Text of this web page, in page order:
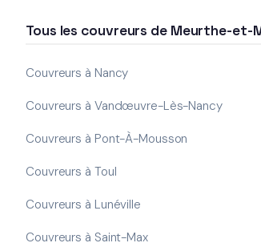
Tous les couvreurs de Meurthe-et-
Couvreurs à Nancy
Couvreurs à Vandœuvre-Lès-Nancy
Couvreurs à Pont-À-Mousson
Couvreurs à Toul
Couvreurs à Lunéville
Couvreurs à Saint-Max